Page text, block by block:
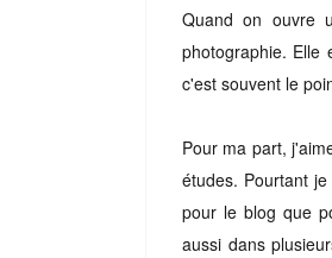
Quand on ouvre
photographie. Elle
c'est souvent le
Pour ma part,
études. Pourtant
pour le blog que
aussi dans